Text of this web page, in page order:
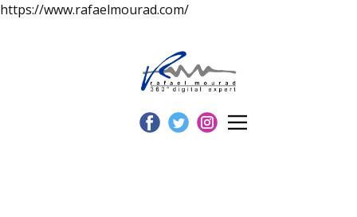
https://www.rafaelmourad.com/